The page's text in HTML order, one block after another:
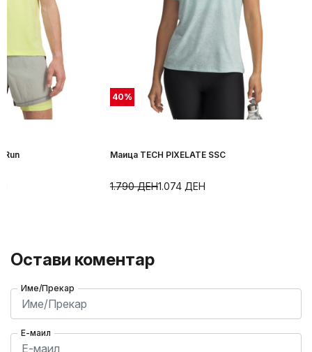
Run
40%
Маица TECH PIXELATE SSC
1.074 ДЕН
1.790ДЕН
Остави коментар
Име/Прекар
Е-маил